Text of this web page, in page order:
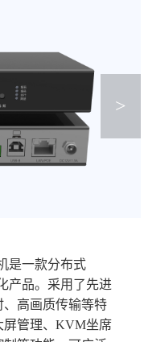
>
是一款分布式
产品。采用了先进
高画质传输等特
屏管理、KVM坐席